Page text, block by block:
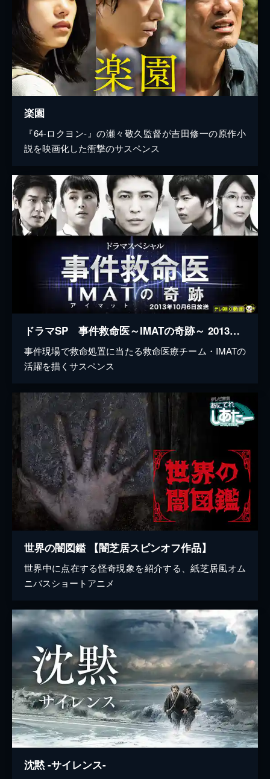
楽園
『64-ロクヨン-』の瀬々敬久監督が吉田修一の原作小
説を映画化した衝撃のサスペンス
ドラマSP 事件救命医～IMATの奇跡～ 2013年10月6日放送
事件現場で救命処置に当たる救命医療チーム・IMATの
活躍を描くサスペンス
世界の闇図鑑 【闇芝居スピンオフ作品】
世界中に点在する怪奇現象を紹介する、紙芝居風オム
ニバスショートアニメ
沈黙 -サイレンス-